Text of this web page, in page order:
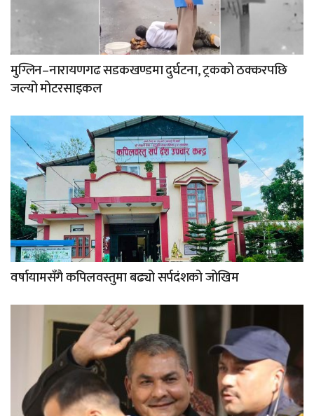
मुग्लिन–नारायणगढ सडकखण्डमा दुर्घटना, ट्रकको ठक्करपछि
जल्यो मोटरसाइकल
वर्षायामसँगै कपिलवस्तुमा बढ्यो सर्पदंशको जोखिम